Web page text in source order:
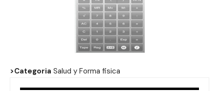
>Categoria Salud y Forma fisica